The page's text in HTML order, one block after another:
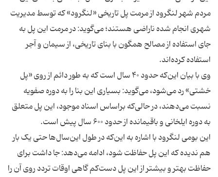
مردم شهر لنگرود از مرمت پل تاریخی «لنگرود» که توسط مدیریت
شهری انجام شده ناراضی هستند؛ می‌گوید: در مرمت این پل به
جای استفاده از مصالح همگون با بنای تاریخی، از سیمان و آجر
وی با بیان این‌که حدود ۴۰ سال است که به طور دائم از روی «پل
خشتی» رد می‌شود، می‌گوید: بسیاری این بنا را به دوره صفویه
نسبت می‌دهند، در حالی‌که براساس اسناد موجود، این پل متعلق
این بومی لنگرود با اشاره به این‌که در طول این‌سال‌ها حتی یک بار
هم ندیده که این پل حفاظت شود، ادامه می‌دهد: جا داشت برای
حفاظت بهتر و بیشتر از این پل دست‌کم گاهی اوقات تردد روی آن را